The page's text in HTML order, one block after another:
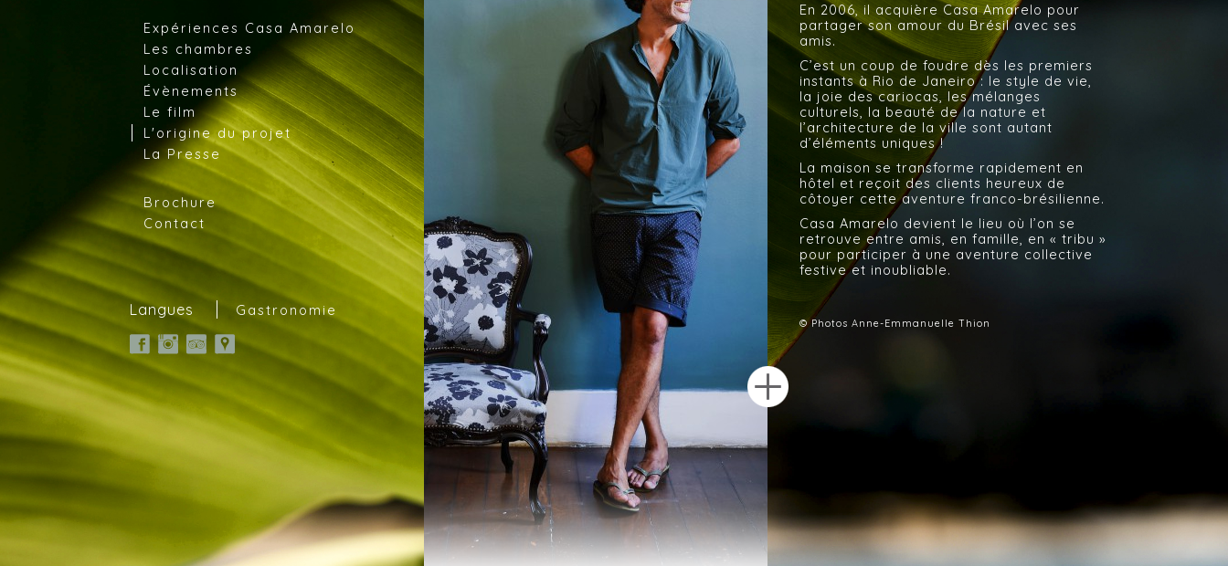
En 2006, il acquière Casa Amarelo pour
partager son amour du Brésil avec ses
amis.
C’est un coup de foudre dès les premiers
instants à Rio de Janeiro : le style de vie,
la joie des cariocas, les mélanges
culturels, la beauté de la nature et
l’architecture de la ville sont autant
d’éléments uniques !
La maison se transforme rapidement en
hôtel et reçoit des clients heureux de
côtoyer cette aventure franco-brésilienne.
Casa Amarelo devient le lieu où l’on se
retrouve entre amis, en famille, en « tribu »
pour participer à une aventure collective
festive et inoubliable.
© Photos Anne-Emmanuelle Thion
Expériences Casa Amarelo
Les chambres
Localisation
Évènements
Le film
L'origine du projet
La Presse
Brochure
Contact
Langues
Français
English
Português Gastronomie